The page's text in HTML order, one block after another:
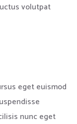
volutpat
eget euismod
nunc eget